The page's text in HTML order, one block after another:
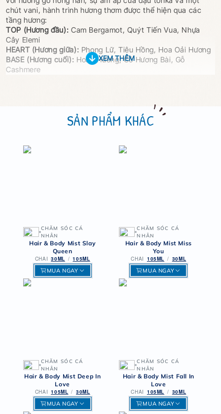
chút vani, hành trình hương thơm được thể hiện qua các
tầng hương:
TOP (Hương đầu): Cam Bergamot, Quýt Tiến Vua, Nhựa
Cây Elemi
HEART (Hương giữa): Phong Lữ, Tiêu Hồng, Hoa Oải Hương
BASE (Hương cuối): Hoắc Hương, Cỏ Hương Bài, Gỗ
Cashmere
XEM THÊM
SẢN PHẨM KHÁC
CHĂM SÓC CÁ
NHÂN
Hair & Body Mist Slay
Queen
CHAI 30ML / 105ML
MUA NGAY
CHĂM SÓC CÁ
NHÂN
Hair & Body Mist Miss
You
CHAI 105ML / 30ML
MUA NGAY
CHĂM SÓC CÁ
NHÂN
Hair & Body Mist Deep In
Love
CHAI 105ML / 30ML
MUA NGAY
CHĂM SÓC CÁ
NHÂN
Hair & Body Mist Fall In
Love
CHAI 105ML / 30ML
MUA NGAY